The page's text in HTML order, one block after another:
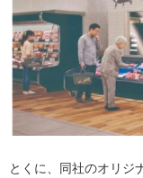
とくに、同社のオリジ